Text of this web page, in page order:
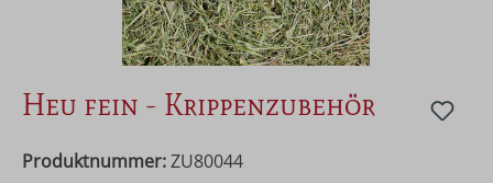
Heu fein - Krippenzubehör
Produktnummer:ZU80044